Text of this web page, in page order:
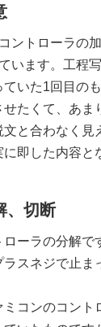
ントローラの
います。工程
いた1回目の
たくて、あま
と合わなく見
即した内容と
、切断
ーラの分解で
スネジで止ま
コンのコント